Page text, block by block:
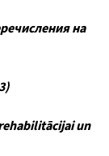
на
un